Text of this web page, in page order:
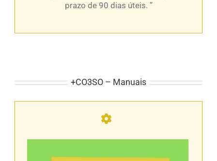
prazo de 90 dias úteis. ”
+CO3SO – Manuais